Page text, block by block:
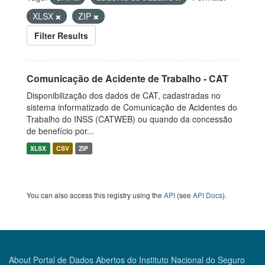
XLSX
ZIP
Filter Results
Comunicação de Acidente de Trabalho - CAT
Disponibilização dos dados de CAT, cadastradas no
sistema informatizado de Comunicação de Acidentes do
Trabalho do INSS (CATWEB) ou quando da concessão
de benefício por...
XLSX CSV ZIP
You can also access this registry using the API (see API Docs).
About Portal de Dados Abertos do Instituto Nacional do Seguro